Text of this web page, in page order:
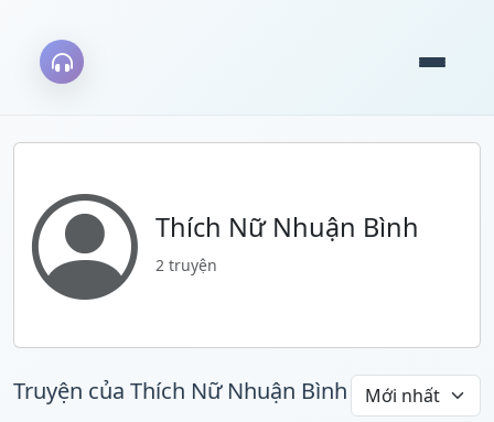
Thích Nữ Nhuận Bình
2 truyện
Truyện của Thích Nữ Nhuận Bình